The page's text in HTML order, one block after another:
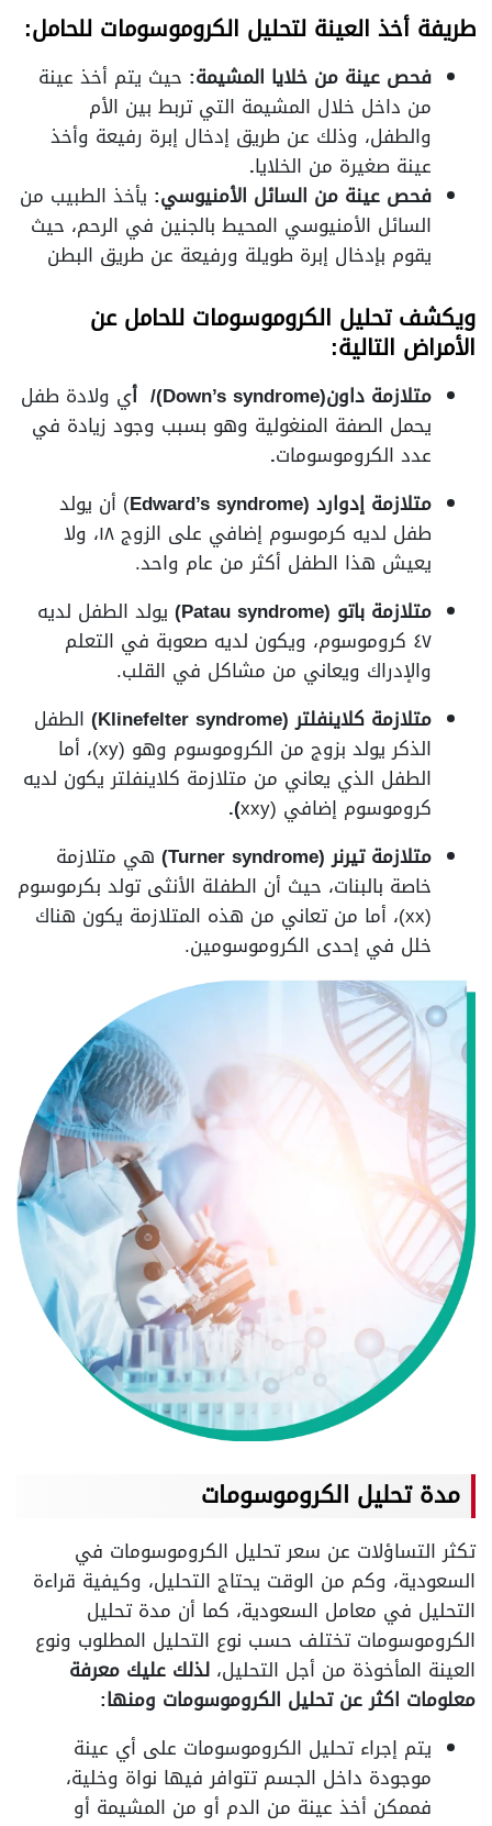
طريفة أخذ العينة لتحليل الكروموسومات للحامل:
فحص عينة من خلايا المشيمة: حيث يتم أخذ عينة
من داخل خلال المشيمة التي تربط بين الأم
والطفل، وذلك عن طريق إدخال إبرة رفيعة وأخذ
عينة صغيرة من الخلايا.
فحص عينة من السائل الأمنيوسي: يأخذ الطبيب من
السائل الأمنيوسي المحيط بالجنين في الرحم، حيث
يقوم بإدخال إبرة طويلة ورفيعة عن طريق البطن
ويكشف تحليل الكروموسومات للحامل عن
الأمراض التالية:
متلازمة داون(Down’s syndrome)/ أ
ي ولادة طفل
يحمل الصفة المنغولية وهو بسبب وجود زيادة في
عدد الكروموسومات.
متلازمة إدوارد (Edward’s syndrome
) أن يولد
طفل لديه كرموسوم إضافي على الزوج ١٨، ولا
يعيش هذا الطفل أكثر من عام واحد.
متلازمة باتو (Patau syndrome)
يولد الطفل لديه
٤٧ كروموسوم، ويكون لديه صعوبة في التعلم
والإدراك ويعاني من مشاكل في القلب.
متلازمة كلاينفلتر (Klinefelter syndrome)
الطفل
الذكر يولد بزوج من الكروموسوم وهو (xy)، أما
الطفل الذي يعاني من متلازمة كلاينفلتر يكون لديه
كروموسوم إضافي (xxy
).
متلازمة تيرنر (Turner syndrome)
هي متلازمة
خاصة بالبنات، حيث أن الطفلة الأنثى تولد بكرموسوم
(xx)، أما من تعاني من هذه المتلازمة يكون هناك
خلل في إحدى الكروموسومين.
مدة تحليل الكروموسومات
تكثر التساؤلات عن سعر تحليل الكروموسومات في
السعودية، وكم من الوقت يحتاج التحليل، وكيفية قراءة
التحليل في معامل السعودية، كما أن مدة تحليل
الكروموسومات تختلف حسب نوع التحليل المطلوب ونوع
العينة المأخوذة من أجل التحليل، لذلك عليك معرفة
معلومات اكثر عن تحليل الكروموسومات ومنها:
يتم إجراء تحليل الكروموسومات على أي عينة
موجودة داخل الجسم تتوافر فيها نواة وخلية،
فممكن أخذ عينة من الدم أو من المشيمة أو